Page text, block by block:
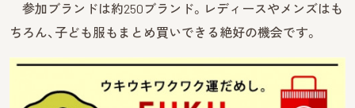
参加ブランドは約250ブランド。レディースやメンズはも
ちろん、子ども服もまとめ買いできる絶好の機会です。